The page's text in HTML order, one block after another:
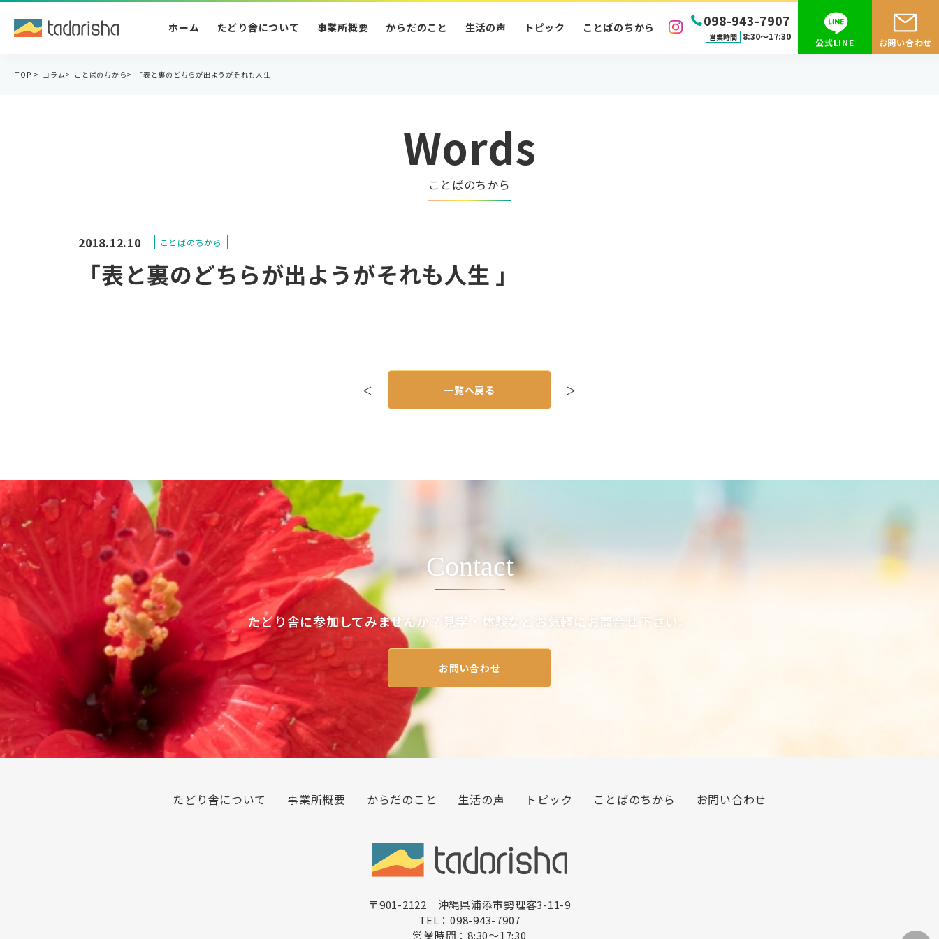
098-943-7907
営業時間 8:30〜17:30
ホーム たどり舎について 事業所概要 からだのこと 生活の声 トピック ことばのちから
公式LINE お問い合わせ
TOP > コラム> ことばのちから> 「表と裏のどちらが出ようがそれも人生 」
Words
ことばのちから
「表と裏のどちらが出ようがそれも人生 」
2018.12.10 ことばのちから
＜ ＞
一覧へ戻る
Contact
たどり舎に参加してみませんか？見学・体験などお気軽にお問合せ下さい。
お問い合わせ
たどり舎について 事業所概要 からだのこと 生活の声 トピック ことばのちから お問い合わせ
〒901-2122 沖縄県浦添市勢理客3-11-9
TEL：098-943-7907
営業時間：8:30〜17:30